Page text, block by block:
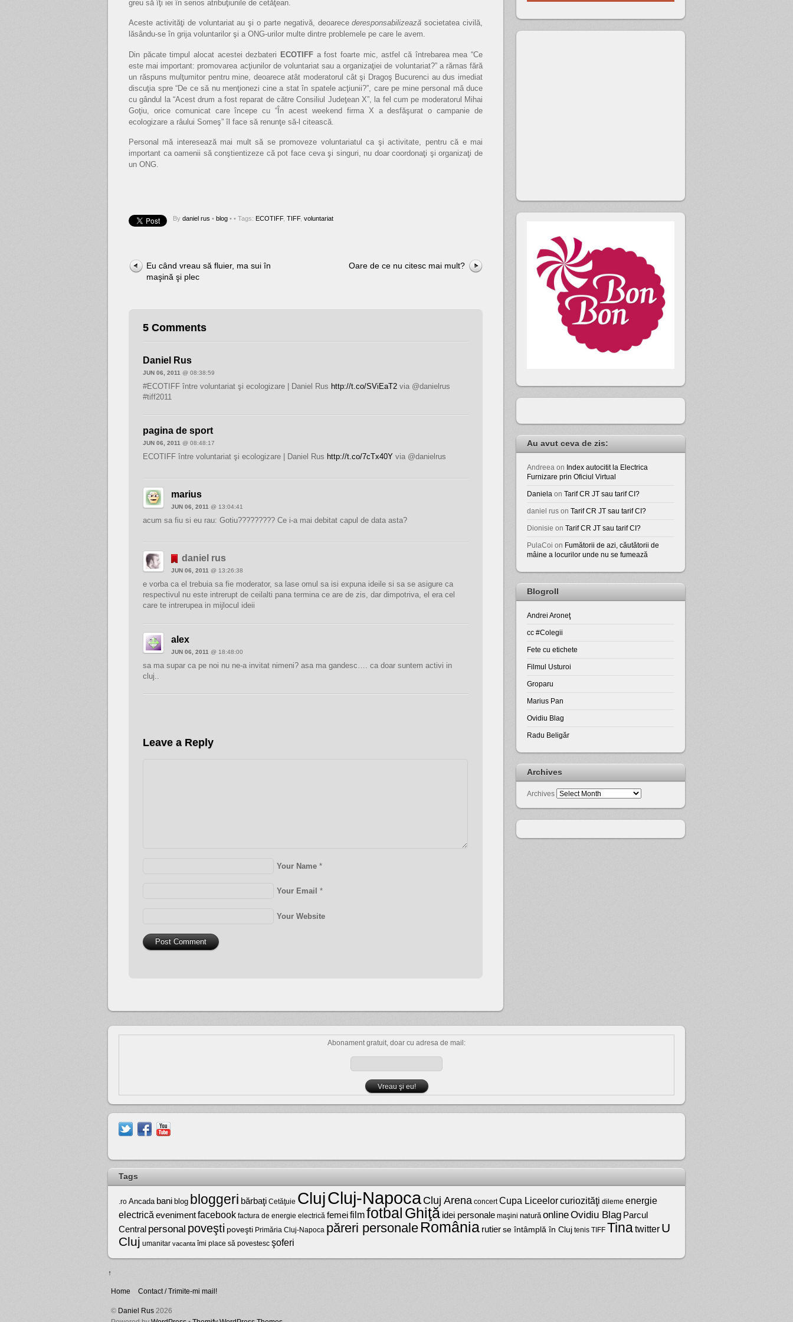
greu să îţi iei în serios atribuţiunile de cetăţean.
Aceste activităţi de voluntariat au şi o parte negativă, deoarecederesponsabilizeazăsocietatea civilă,
lăsându-se în grija voluntarilor şi a ONG-urilor multe dintre problemele pe care le avem.
Din păcate timpul alocat acestei dezbateri ECOTIFF a fost foarte mic, astfel că întrebarea mea “Ce
este mai important: promovarea acţiunilor de voluntariat sau a organizaţiei de voluntariat?” a rămas fără
un răspuns mulţumitor pentru mine, deoarece atât moderatorul cât şi Dragoş Bucurenci au dus imediat
discuţia spre “De ce să nu menţionezi cine a stat în spatele acţiunii?”, care pe mine personal mă duce
cu gândul la “Acest drum a fost reparat de către Consiliul Judeţean X”, la fel cum pe moderatorul Mihai
Goţiu, orice comunicat care începe cu “În acest weekend firma X a desfăşurat o campanie de
ecologizare a râului Someş” îl face să renunţe să-l citească.
Personal mă interesează mai mult să se promoveze voluntariatul ca şi activitate, pentru că e mai
important ca oamenii să conştientizeze că pot face ceva şi singuri, nu doar coordonaţi şi organizaţi de
un ONG.
By daniel rus • blog • • Tags: ECOTIFF, TIFF, voluntariat
Eu când vreau să fluier, ma sui în
maşină şi plec
Oare de ce nu citesc mai mult?
5 Comments
Daniel Rus
JUN 06, 2011 @ 08:38:59
#ECOTIFF între voluntariat şi ecologizare | Daniel Rus http://t.co/SViEaT2 via @danielrus
#tiff2011
pagina de sport
JUN 06, 2011 @ 08:48:17
ECOTIFF între voluntariat şi ecologizare | Daniel Rus http://t.co/7cTx40Y via @danielrus
marius
JUN 06, 2011 @ 13:04:41
acum sa fiu si eu rau: Gotiu????????? Ce i-a mai debitat capul de data asta?
daniel rus
JUN 06, 2011 @ 13:26:38
e vorba ca el trebuia sa fie moderator, sa lase omul sa isi expuna ideile si sa se asigure ca
respectivul nu este intrerupt de ceilalti pana termina ce are de zis, dar dimpotriva, el era cel
care te intrerupea in mijlocul ideii
alex
JUN 06, 2011 @ 18:48:00
sa ma supar ca pe noi nu ne-a invitat nimeni? asa ma gandesc…. ca doar suntem activi in
cluj..
Leave a Reply
Your Name *
Your Email *
Your Website
Au avut ceva de zis:
Andreea on Index autocitit la Electrica
Furnizare prin Oficiul Virtual
Daniela on Tarif CR JT sau tarif CI?
daniel rus on Tarif CR JT sau tarif CI?
Dionisie on Tarif CR JT sau tarif CI?
PulaCoi on Fumătorii de azi, căutătorii de
mâine a locurilor unde nu se fumează
Blogroll
Andrei Aroneţ
cc #Colegii
Fete cu etichete
Filmul Usturoi
Groparu
Marius Pan
Ovidiu Blag
Radu Beligăr
Archives
Archives
Abonament gratuit, doar cu adresa de mail:
Tags
.ro Ancada bani blog bloggeri bărbaţi Cetăţuie ClujCluj-Napoca Cluj Arena concert Cupa Liceelorcuriozităţi dileme energie
electrică evenimentfacebook factura de energie electrică femeifilmfotbal Ghiţă idei personale maşini natură onlineOvidiu Blag Parcul
Central personal poveşti poveşti Primăria Cluj-Napoca păreri personale România rutierse întâmplă în Cluj tenis TIFF Tinatwitter U
Cluj umanitar vacanta îmi place să povestesc şoferi
↑
Home Contact / Trimite-mi mail!
© Daniel Rus 2026